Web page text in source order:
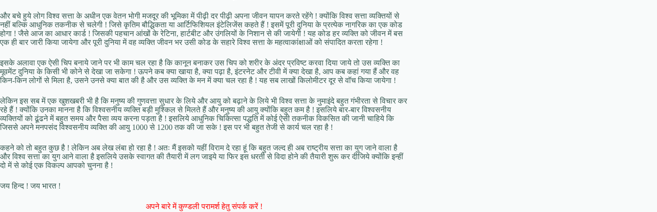
और बचे हुये लोग विश्व सत्ता के अधीन एक वेतन भोगी मजदूर की भूमिका में पीढ़ी दर पीढ़ी अपना जीवन यापन करते रहेंगे ! क्योंकि विश्व सत्ता व्यक्तियों से
नहीं बल्कि आधुनिक तकनीक से चलेगी ! जिसे कृतिम बौद्धिकता या आर्टिफिशियल इंटेलिजेंस कहते हैं ! इसमें पूरी दुनिया के प्रत्येक नागरिक का एक कोड
होगा ! जैसे आज का आधार कार्ड ! जिसकी पहचान आंखों के रेटिना, हार्टबीट और उंगलियों के निशान से की जायेगी ! यह कोड हर व्यक्ति को जीवन में बस
एक ही बार जारी किया जायेगा और पूरी दुनिया में वह व्यक्ति जीवन भर उसी कोड के सहारे विश्व सत्ता के महत्वाकांक्षाओं को संपादित करता रहेगा !
इसके अलावा एक ऐसी चिप बनाये जाने पर भी काम चल रहा है कि कानून बनाकर उस चिप को शरीर के अंदर प्रविष्ट करवा दिया जाये तो उस व्यक्ति का
मूवमेंट दुनिया के किसी भी कोने से देखा जा सकेगा ! ऊपने कब क्या खाया है, क्या पढ़ा है, इंटरनेट और टीवी में क्या देखा है, आप कब कहां गया हैं और वह
किन-किन लोगों से मिला है, उसने उनसे क्या बात की है और उस व्यक्ति के मन में क्या चल रहा है ! यह सब लाखों किलोमीटर दूर से वॉच किया जायेगा !
लेकिन इस सब में एक खुशखबरी भी है कि मनुष्य की गुणवत्ता सुधार के लिये और आयु को बढ़ाने के लिये भी विश्व सत्ता के नुमाइंदे बहुत गंभीरता से विचार कर
रहे हैं ! क्योंकि उनका मानना है कि विश्वसनीय व्यक्ति बड़ी मुश्किल से मिलते हैं और मनुष्य की आयु क्योंकि बहुत कम है ! इसलिये बार-बार विश्वसनीय
व्यक्तियों को ढूंढने में बहुत समय और पैसा व्यय करना पड़ता है ! इसलिये आधुनिक चिकित्सा पद्धति में कोई ऐसी तकनीक विकसित की जानी चाहिये कि
जिससे अपने मनपसंद विश्वसनीय व्यक्ति की आयु 1000 से 1200 तक की जा सके ! इस पर भी बहुत तेजी से कार्य चल रहा है !
कहने को तो बहुत कुछ है ! लेकिन अब लेख लंबा हो रहा है ! अतः मैं इसको यहीं विराम दे रहा हूं कि बहुत जल्द ही अब राष्ट्रीय सत्ता का युग जाने वाला है
और विश्व सत्ता का युग आने वाला है इसलिये उसके स्वागत की तैयारी में लग जाइये या फिर इस धरती से विदा होने की तैयारी शुरू कर दीजिये क्योंकि इन्हीं
दो में से कोई एक विकल्प आपको चुनना है !
जय हिन्द ! जय भारत !
अपने बारे में कुण्डली परामर्श हेतु संपर्क करें !